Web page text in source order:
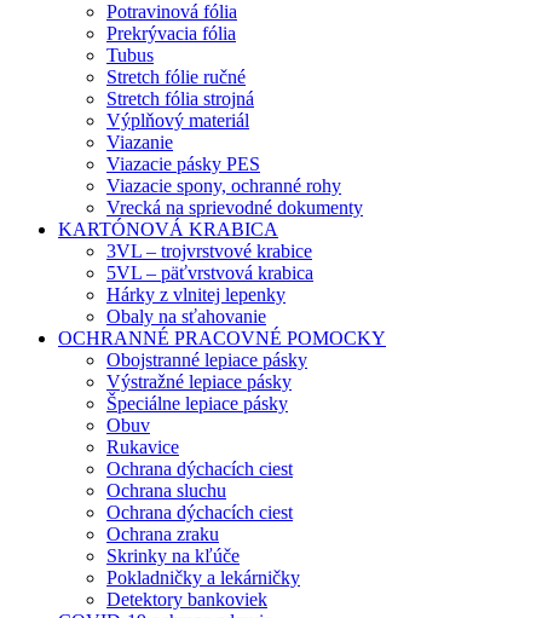
Potravinová fólia
Prekrývacia fólia
Tubus
Stretch fólie ručné
Stretch fólia strojná
Výplňový materiál
Viazanie
Viazacie pásky PES
Viazacie spony, ochranné rohy
Vrecká na sprievodné dokumenty
KARTÓNOVÁ KRABICA
3VL – trojvrstvové krabice
5VL – päťvrstvová krabica
Hárky z vlnitej lepenky
Obaly na sťahovanie
OCHRANNÉ PRACOVNÉ POMOCKY
Obojstranné lepiace pásky
Výstražné lepiace pásky
Špeciálne lepiace pásky
Obuv
Rukavice
Ochrana dýchacích ciest
Ochrana sluchu
Ochrana dýchacích ciest
Ochrana zraku
Skrinky na kľúče
Pokladničky a lekárničky
Detektory bankoviek